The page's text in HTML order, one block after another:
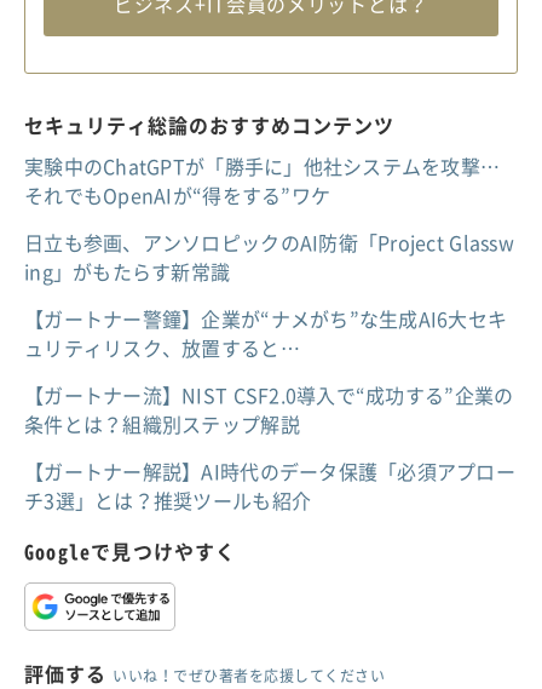
セキュリティ総論のおすすめコンテンツ
実験中のChatGPTが「勝手に」他社システムを攻撃…
それでもOpenAIが“得をする”ワケ
日立も参画、アンソロピックのAI防衛「Project Glassw
ing」がもたらす新常識
【ガートナー警鐘】企業が“ナメがち”な生成AI6大セキ
ュリティリスク、放置すると…
【ガートナー流】NIST CSF2.0導入で“成功する”企業の
条件とは？組織別ステップ解説
【ガートナー解説】AI時代のデータ保護「必須アプロー
チ3選」とは？推奨ツールも紹介
Googleで見つけやすく
評価する いいね！でぜひ著者を応援してください